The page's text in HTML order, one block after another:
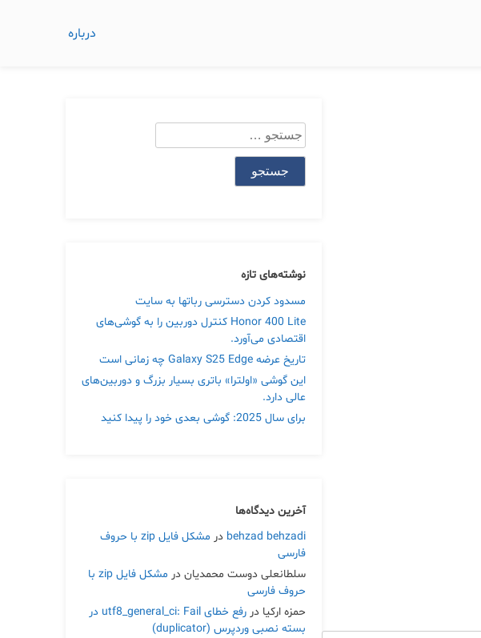
درباره
جستجو
برای:
نوشته‌های تازه
مسدود کردن دسترسی رباتها به سایت
Honor 400 Lite کنترل دوربین را به گوشی‌های
اقتصادی می‌آورد.
تاریخ عرضه Galaxy S25 Edge چه زمانی است
این گوشی «اولترا» باتری بسیار بزرگ و دوربین‌های
عالی دارد.
برای سال 2025: گوشی بعدی خود را پیدا کنید
آخرین دیدگاه‌ها
behzad behzadi در
مشکل فایل zip با حروف
فارسی
سلطانعلی دوست محمدیان در
مشکل فایل zip با
حروف فارسی
حمزه ارکیا در
رفع خطای utf8_general_ci: Fail در
بسته نصبی وردپرس (duplicator)